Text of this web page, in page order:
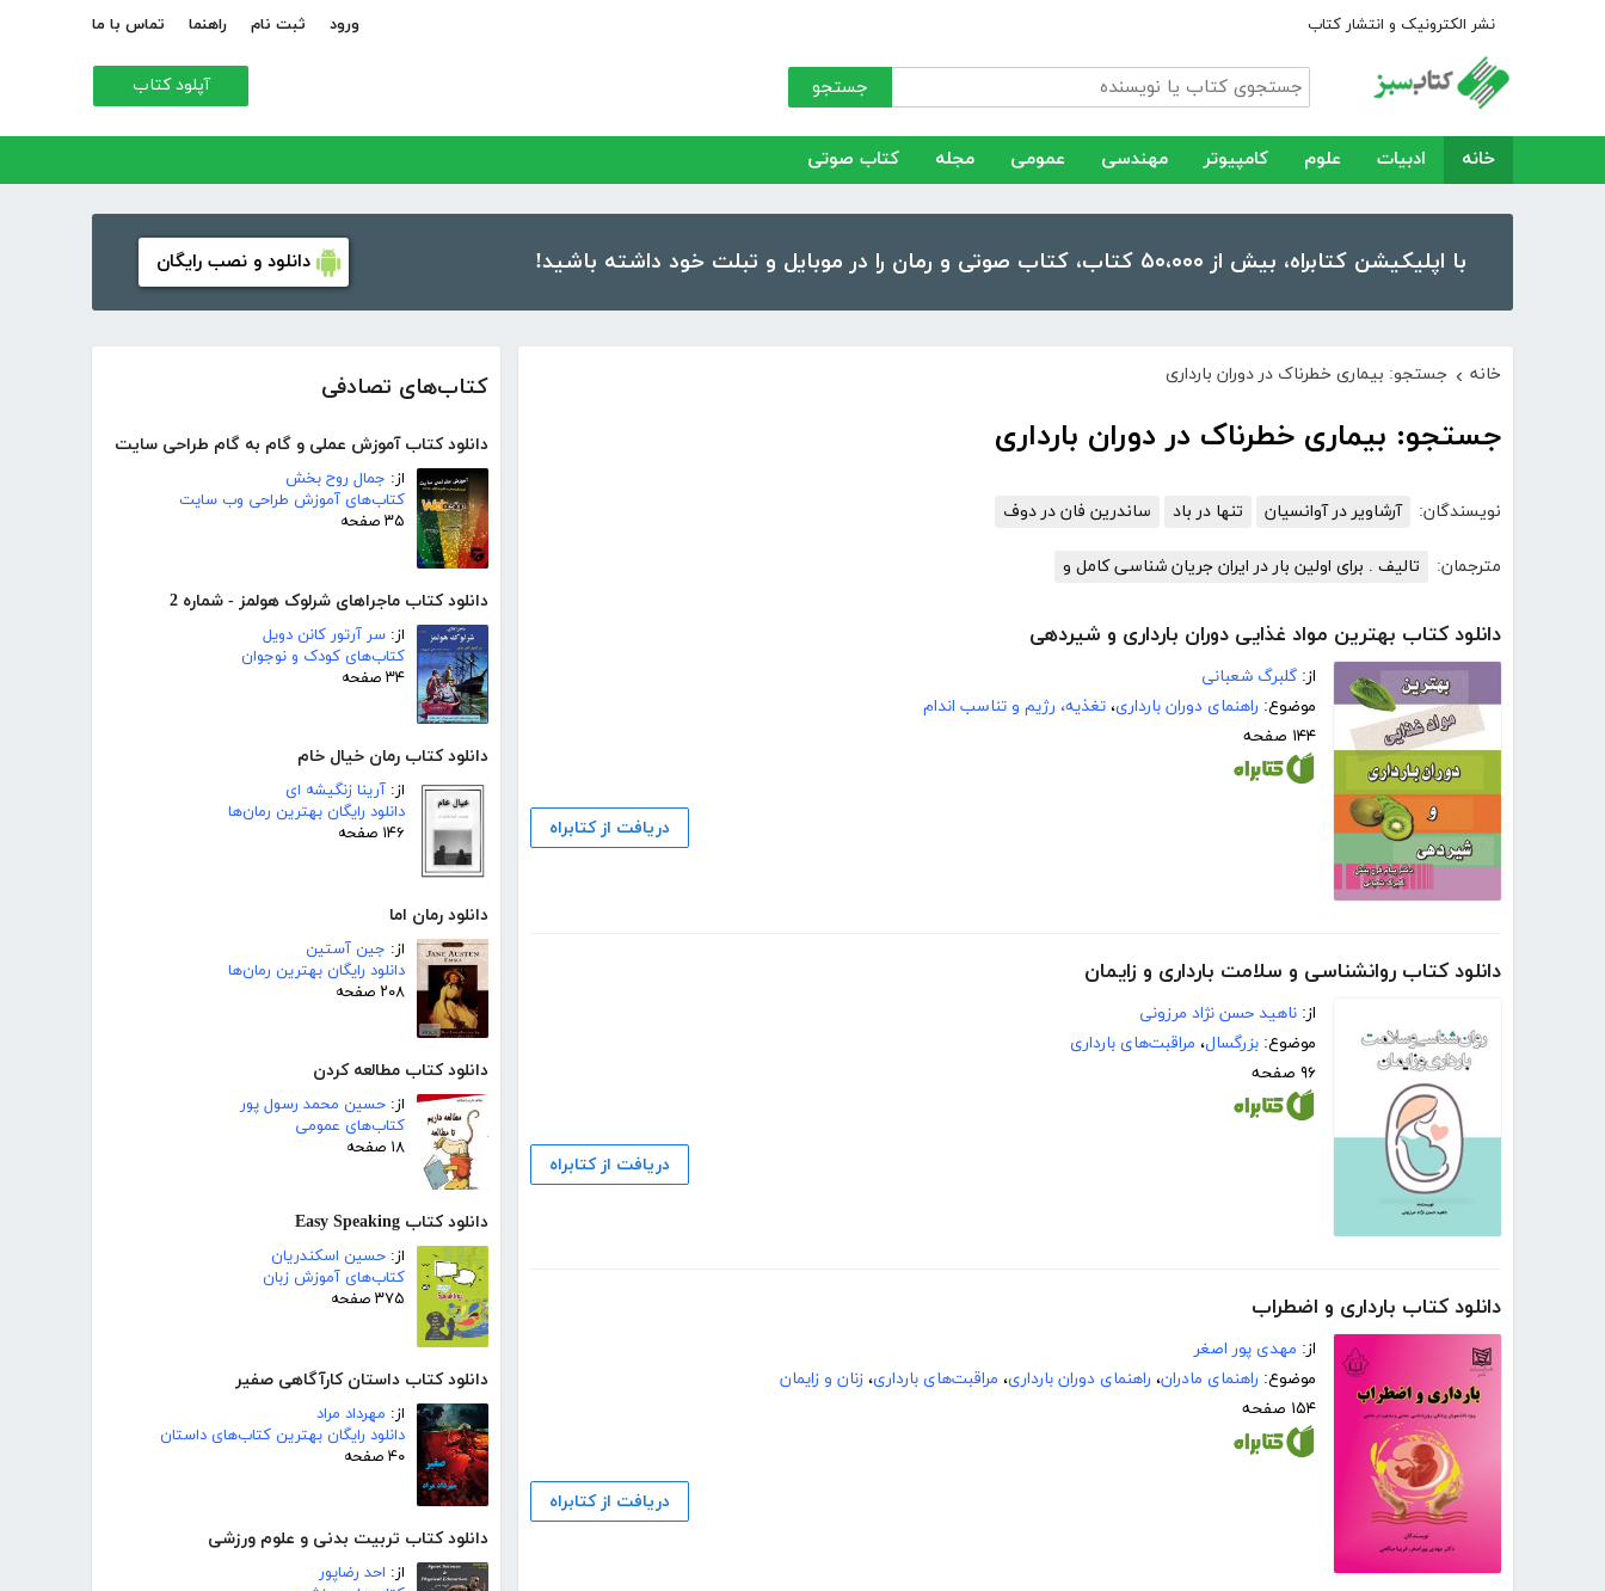
نشر الکترونیک و انتشار کتاب ورود ثبت نام راهنما تماس با ما
جستجو آپلود کتاب
خانه ادبیات علوم کامپیوتر مهندسی عمومی مجله کتاب صوتی
با اپلیکیشن کتابراه، بیش از ۵۰،۰۰۰ کتاب، کتاب صوتی و رمان را در موبایل و تبلت خود داشته باشید! دانلود و نصب رایگان
کتاب‌های تصادفی
دانلود کتاب آموزش عملی و گام به گام طراحی سایت
از: جمال روح بخش
کتاب‌های آموزش طراحی وب سایت
۳۵ صفحه
دانلود کتاب ماجراهای شرلوک هولمز - شماره 2
از: سر آرتور کانن دویل
کتاب‌های کودک و نوجوان
۳۴ صفحه
دانلود کتاب رمان خیال خام
از: آرینا زنگیشه ای
دانلود رایگان بهترین رمان‌ها
۱۴۶ صفحه
دانلود رمان اما
از: جین آستین
دانلود رایگان بهترین رمان‌ها
۲۰۸ صفحه
دانلود کتاب مطالعه کردن
از: حسین محمد رسول پور
کتاب‌های عمومی
۱۸ صفحه
دانلود کتاب Easy Speaking
از: حسین اسکندریان
کتاب‌های آموزش زبان
۳۷۵ صفحه
دانلود کتاب داستان کارآگاهی صفیر
از: مهرداد مراد
دانلود رایگان بهترین کتاب‌های داستان
۴۰ صفحه
دانلود کتاب تربیت بدنی و علوم ورزشی
از: احد رضاپور
خانه › جستجو: بیماری خطرناک در دوران بارداری
جستجو: بیماری خطرناک در دوران بارداری
نویسندگان: آرشاویر در آوانسیان تنها در باد ساندرین فان در دوف
مترجمان: تالیف . برای اولین بار در ایران جریان شناسی کامل و
دانلود کتاب بهترین مواد غذایی دوران بارداری و شیردهی
از: گلبرگ شعبانی
موضوع: راهنمای دوران بارداری، تغذیه، رژیم و تناسب اندام
۱۴۴ صفحه
دریافت از کتابراه
دانلود کتاب روانشناسی و سلامت بارداری و زایمان
از: ناهید حسن نژاد مرزونی
موضوع: بزرگسال، مراقبت‌های بارداری
۹۶ صفحه
دریافت از کتابراه
دانلود کتاب بارداری و اضطراب
از: مهدی پور اصغر
موضوع: راهنمای مادران، راهنمای دوران بارداری، مراقبت‌های بارداری، زنان و زایمان
۱۵۴ صفحه
دریافت از کتابراه